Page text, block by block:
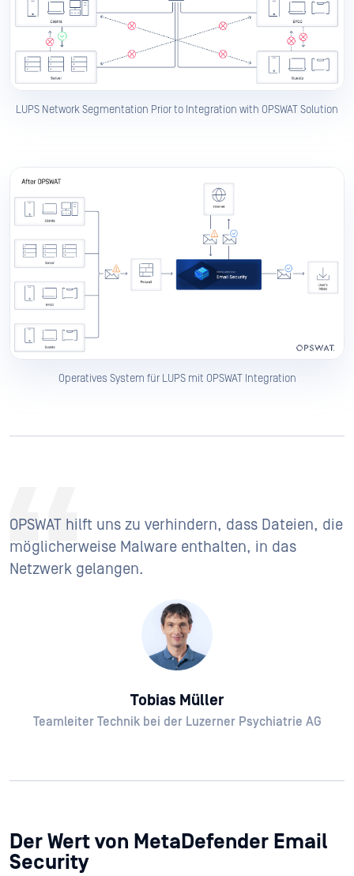
LUPS Network Segmentation Prior to Integration with OPSWAT Solution
Operatives System für LUPS mit OPSWAT Integration
OPSWAT hilft uns zu verhindern, dass Dateien, die
möglicherweise Malware enthalten, in das
Netzwerk gelangen.
Tobias Müller
Teamleiter Technik bei der Luzerner Psychiatrie AG
Der Wert von MetaDefender Email
Security